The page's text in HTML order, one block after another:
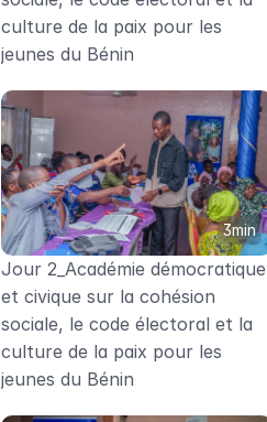
culture de la paix pour les
jeunes du Bénin
3min
Jour 2_Académie démocratique
et civique sur la cohésion
sociale, le code électoral et la
culture de la paix pour les
jeunes du Bénin